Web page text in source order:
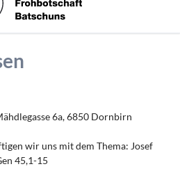
6a, 6850 Dornbirn
wir uns mit dem Thema: Josef
45,1-15